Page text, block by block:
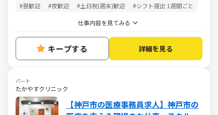
#昼歓迎 #夜歓迎 #土日祝(週末)歓迎 #シフト提出 1週間ごと
仕事内容を見てみる
キープする 詳細を見る
パート
たかやすクリニック
【神戸市の医療事務員​求人】神戸市の